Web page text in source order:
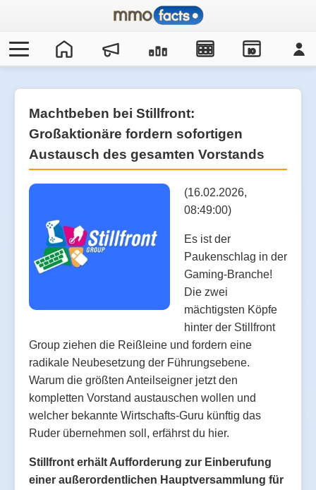
IO
Machtbeben bei Stillfront:
Großaktionäre fordern sofortigen
Austausch des gesamten Vorstands
(16.02.2026,
08:49:00)
Es ist der
Paukenschlag in der
Gaming-Branche!
Die zwei
mächtigsten Köpfe
hinter der Stillfront
Group ziehen die Reißleine und fordern eine
radikale Neubesetzung der Führungsebene.
Warum die größten Anteilseigner jetzt den
kompletten Vorstand austauschen wollen und
welcher bekannte Wirtschafts-Guru künftig das
Ruder übernehmen soll, erfährst du hier.
Stillfront erhält Aufforderung zur Einberufung
einer außerordentlichen Hauptversammlung für